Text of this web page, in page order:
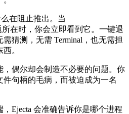
在阻止推出。当
所在时，你会立即看到它。一键退
猜测，无需 Terminal，也无需担
。
偶尔却会制造不必要的问题。你
句柄的毛病，而被迫成为一名
Ejecta 会准确告诉你是哪个进程